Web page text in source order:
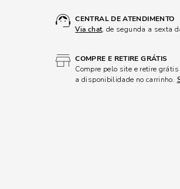
CENTRAL DE ATENDIMENTO
Via chat, de segunda a sexta
COMPRE E RETIRE GRÁTIS
Compre pelo site e retire
a disponibilidade no carrinho.